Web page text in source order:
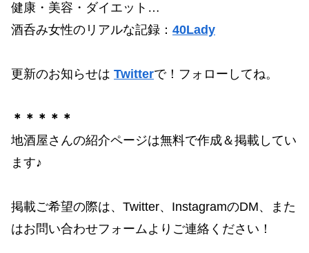
健康・美容・ダイエット…
酒呑み女性のリアルな記録： 40Lady
更新のお知らせは Twitterで！フォローしてね。
＊＊＊＊＊
地酒屋さんの紹介ページは無料で作成＆掲載してい
ます♪
掲載ご希望の際は、Twitter、InstagramのDM、また
はお問い合わせフォームよりご連絡ください！